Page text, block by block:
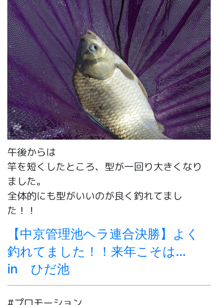
午後からは
竿を短くしたところ、型が一回り大きくなり
ました。
全体的にも型がいいのが良く釣れてまし
た！！
【中京管理池ヘラ連合決勝】よく
釣れてました！！来年こそは…
in ひだ池